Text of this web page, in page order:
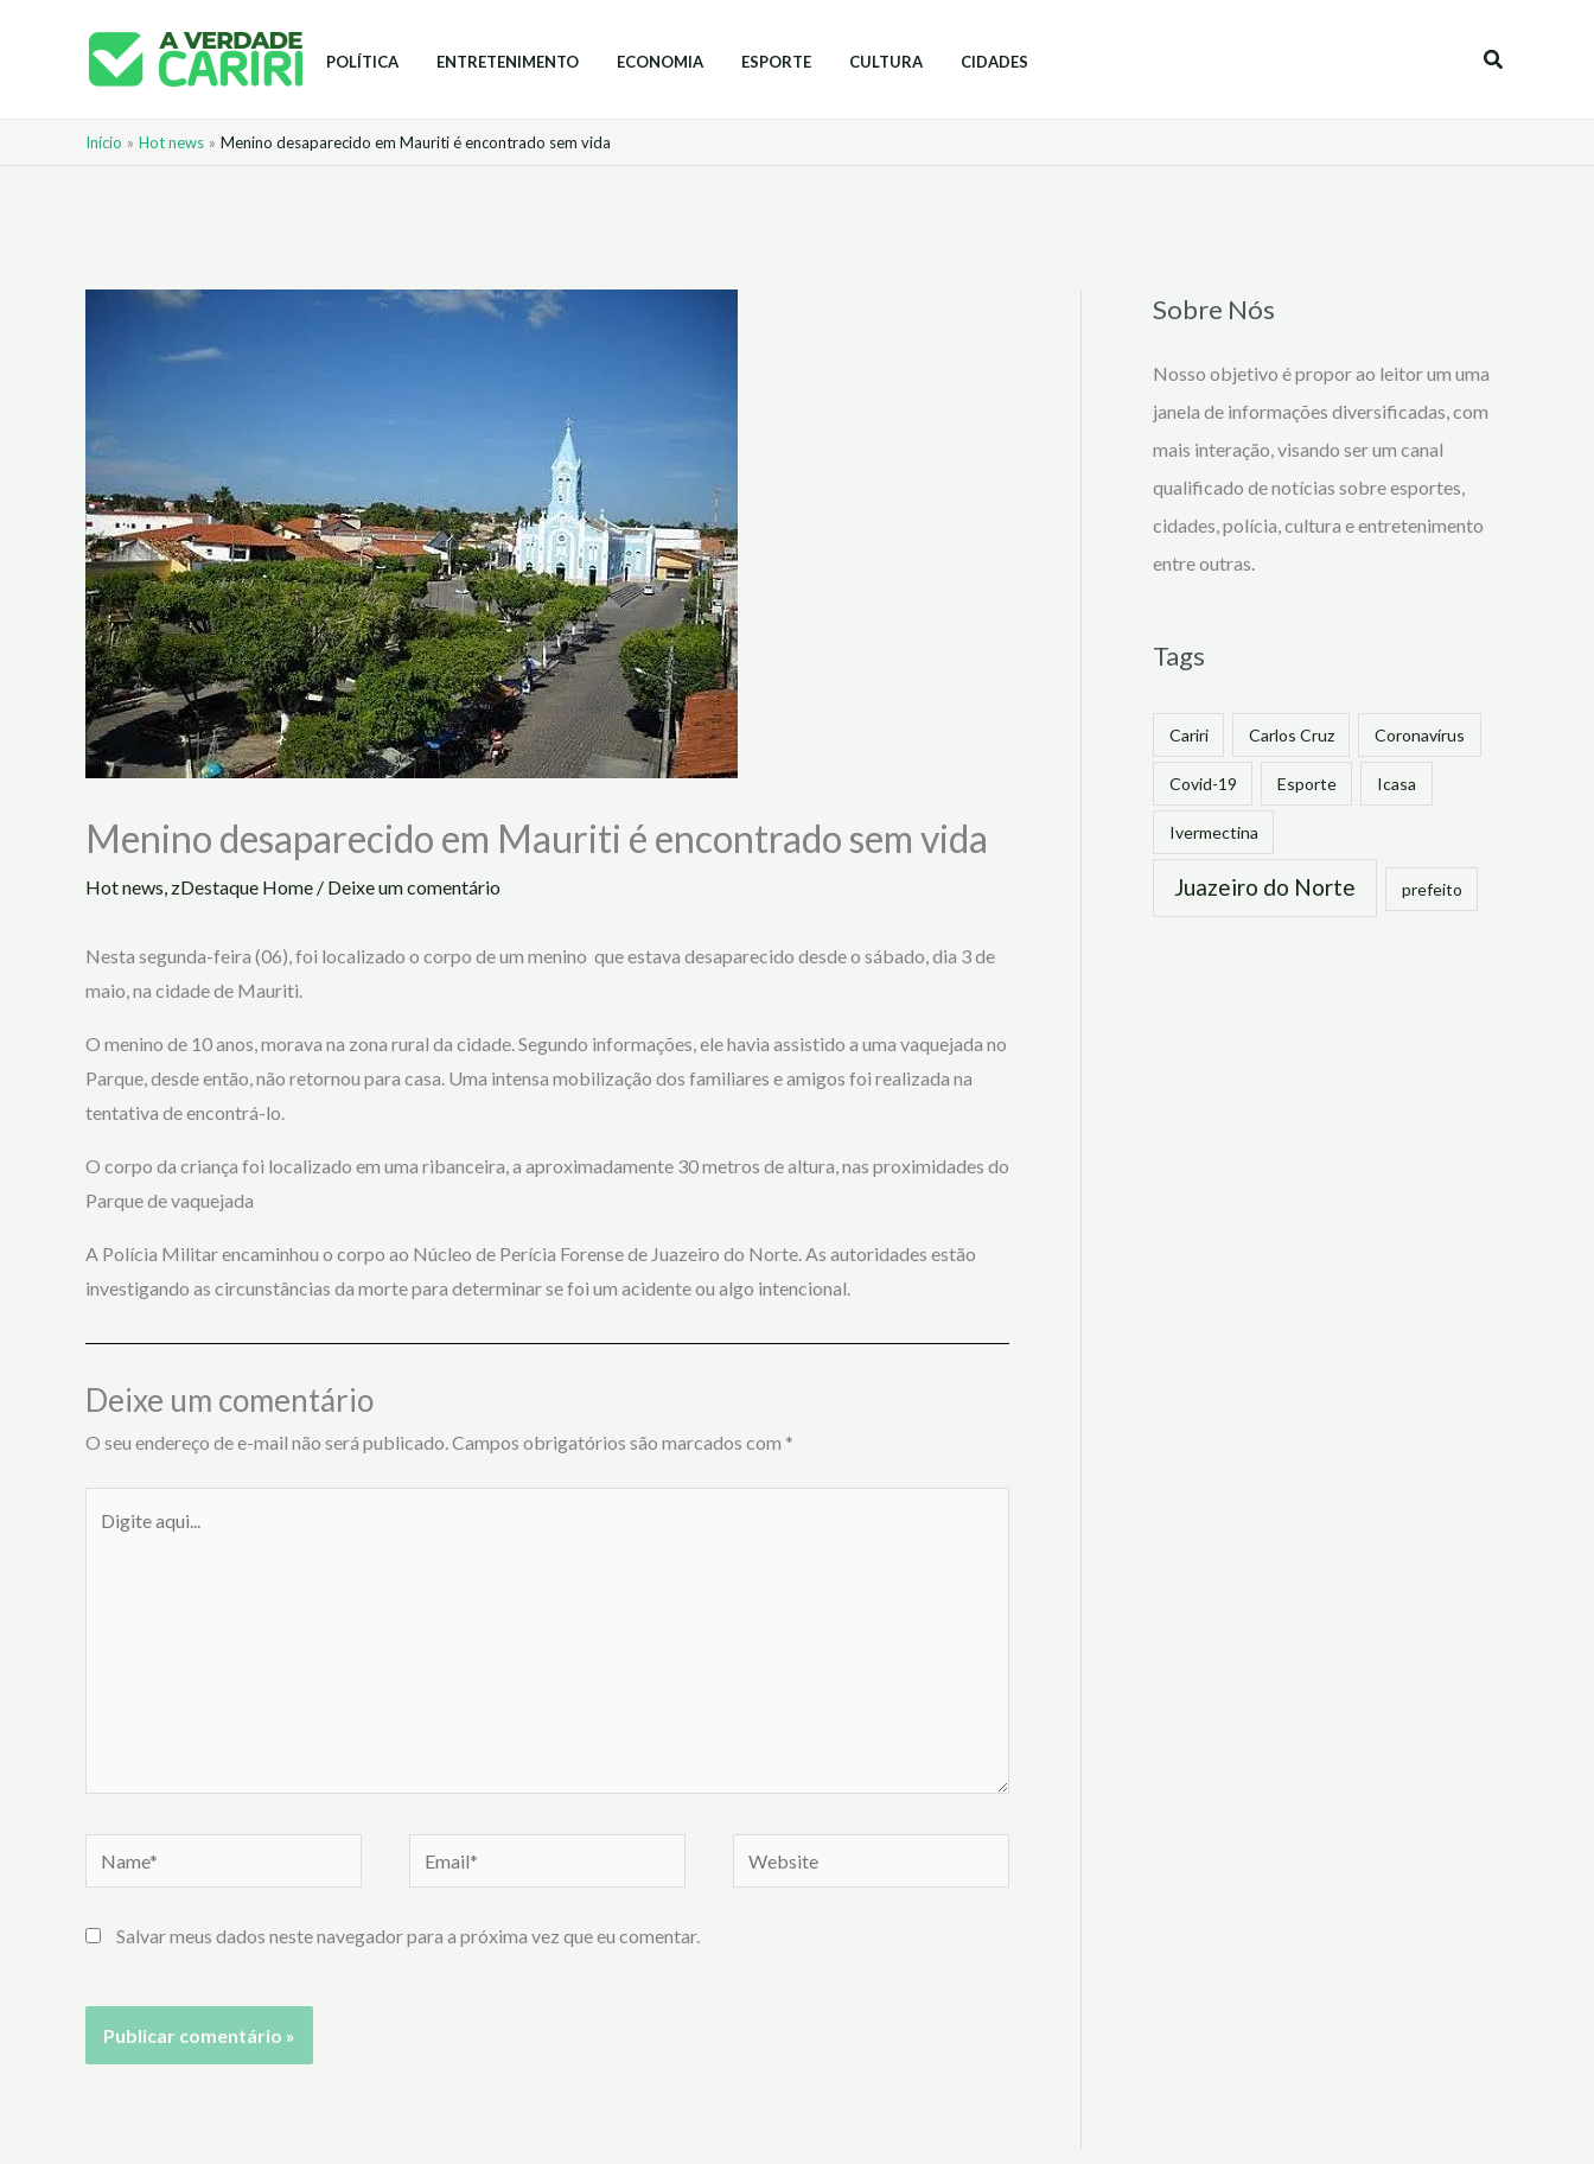
POLÍTICA ENTRETENIMENTO ECONOMIA ESPORTE CULTURA CIDADES Pesquisar
Início Hot news Menino desaparecido em Mauriti é encontrado sem vida
Menino desaparecido em Mauriti é encontrado sem vida
Hot news, zDestaque Home / Deixe um comentário
Nesta segunda-feira (06), foi localizado o corpo de um menino que estava desaparecido desde o sábado, dia 3 de
maio, na cidade de Mauriti.
O menino de 10 anos, morava na zona rural da cidade. Segundo informações, ele havia assistido a uma vaquejada no
Parque, desde então, não retornou para casa. Uma intensa mobilização dos familiares e amigos foi realizada na
tentativa de encontrá-lo.
O corpo da criança foi localizado em uma ribanceira, a aproximadamente 30 metros de altura, nas proximidades do
Parque de vaquejada
A Polícia Militar encaminhou o corpo ao Núcleo de Perícia Forense de Juazeiro do Norte. As autoridades estão
investigando as circunstâncias da morte para determinar se foi um acidente ou algo intencional.
Deixe um comentário
O seu endereço de e-mail não será publicado.Campos obrigatórios são marcados com *
aqui...
Name* Email* Website
Salvar meus dados neste navegador para a próxima vez que eu comentar.
Sobre Nós
Nosso objetivo é propor ao leitor um uma
janela de informações diversificadas, com
mais interação, visando ser um canal
qualificado de notícias sobre esportes,
cidades, polícia, cultura e entretenimento
entre outras.
Tags
Cariri Carlos Cruz Coronavírus
Covid-19 Esporte Icasa
Ivermectina
Juazeiro do Norte prefeito